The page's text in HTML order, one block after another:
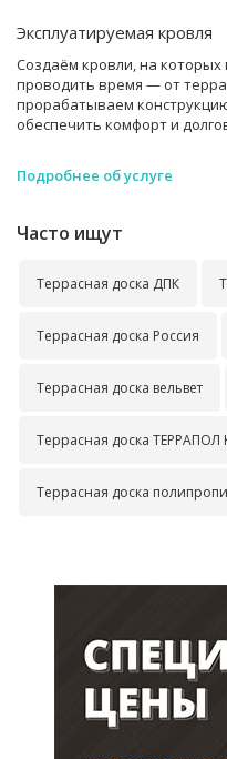
Эксплуатируемая кровля
Создаём кровли, на
проводить время — от
прорабатываем
обеспечить комфорт и
Подробнее об услуге
Часто ищут
Террасная доска ДПК
Террасная доска Россия
Террасная доска вельвет
Террасная доска
Террасная доска